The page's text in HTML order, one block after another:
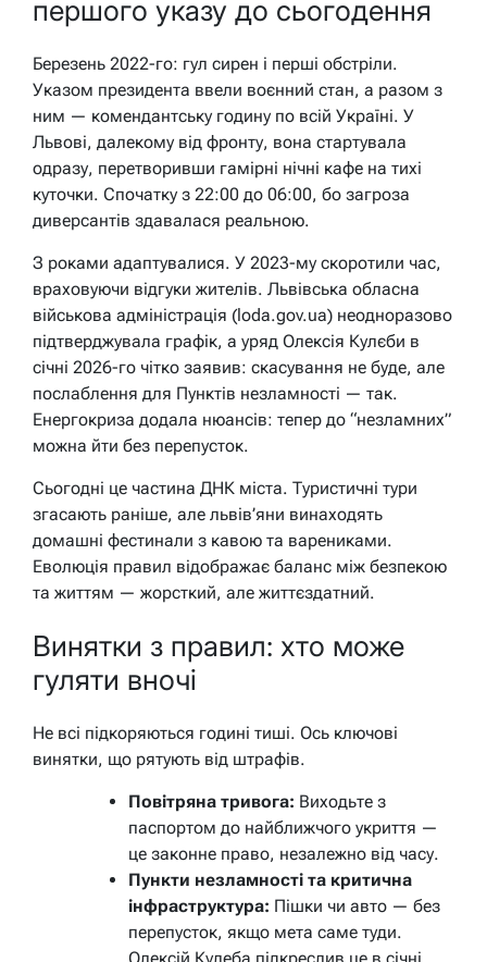
першого указу до сьогодення
Березень 2022-го: гул сирен і перші обстріли.
Указом президента ввели воєнний стан, а разом з
ним — комендантську годину по всій Україні. У
Львові, далекому від фронту, вона стартувала
одразу, перетворивши гамірні нічні кафе на тихі
куточки. Спочатку з 22:00 до 06:00, бо загроза
диверсантів здавалася реальною.
З роками адаптувалися. У 2023-му скоротили час,
враховуючи відгуки жителів. Львівська обласна
військова адміністрація (loda.gov.ua) неодноразово
підтверджувала графік, а уряд Олексія Кулєби в
січні 2026-го чітко заявив: скасування не буде, але
послаблення для Пунктів незламності — так.
Енергокриза додала нюансів: тепер до “незламних”
можна йти без перепусток.
Сьогодні це частина ДНК міста. Туристичні тури
згасають раніше, але львів’яни винаходять
домашні фестинали з кавою та варениками.
Еволюція правил відображає баланс між безпекою
та життям — жорсткий, але життєздатний.
Винятки з правил: хто може
гуляти вночі
Не всі підкоряються годині тиші. Ось ключові
винятки, що рятують від штрафів.
Повітряна тривога: Виходьте з
паспортом до найближчого укриття —
це законне право, незалежно від часу.
Пункти незламності та критична
інфраструктура: Пішки чи авто — без
перепусток, якщо мета саме туди.